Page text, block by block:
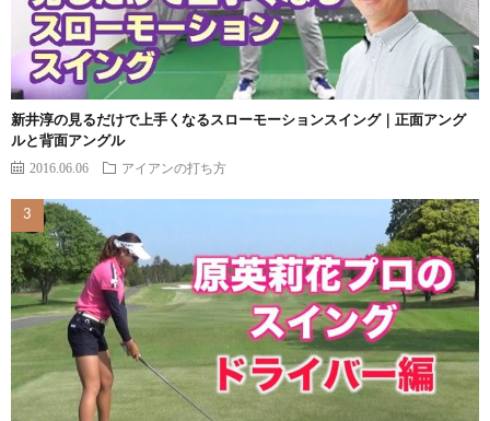
新井淳の見るだけで上手くなるスローモーションスイング｜正面アング
ルと背面アングル
2016.06.06 アイアンの打ち方